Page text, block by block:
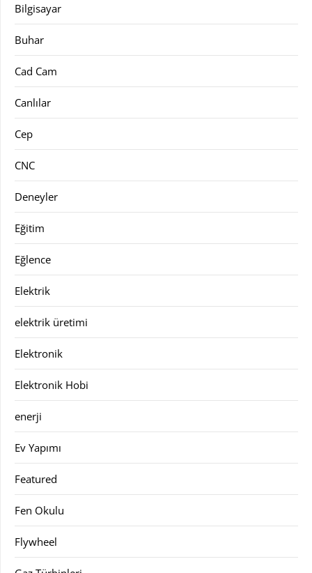
Bilgisayar
Buhar
Cad Cam
Canlılar
Cep
CNC
Deneyler
Eğitim
Eğlence
Elektrik
elektrik üretimi
Elektronik
Elektronik Hobi
enerji
Ev Yapımı
Featured
Fen Okulu
Flywheel